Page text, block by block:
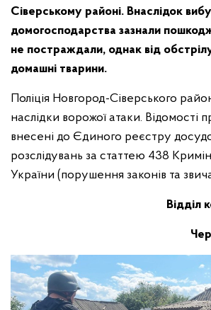
Сіверському районі. Внаслідок
домогосподарства зазнали
не постраждали, однак від обстрілу
домашні тварини.
Поліція Новгород-Сіверського
наслідки ворожої атаки. Відомості
внесені до Єдиного реєстру
розслідувань за статтею 438
України (порушення законів та
Відділ